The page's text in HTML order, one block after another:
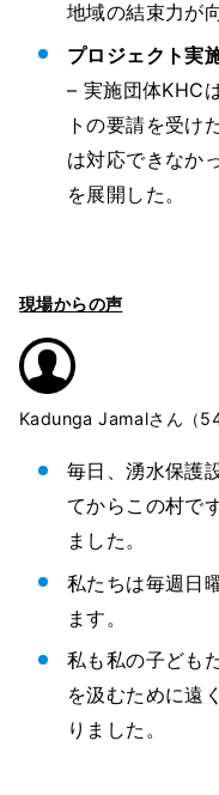
地域の結束力が
プロジェクト実
– 実施団体KHC
トの要請を受け
は対応できなか
を展開した。
現場からの声
Kadunga Jamalさん（
毎日、湧水保護
てからこの村で
ました。
私たちは毎週日
ます。
私も私の子ども
を汲むために遠
りました。